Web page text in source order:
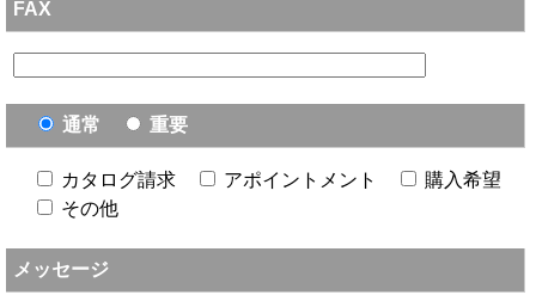
FAX
通常 重要
カタログ請求 アポイントメント
購入希望
その他
メッセージ